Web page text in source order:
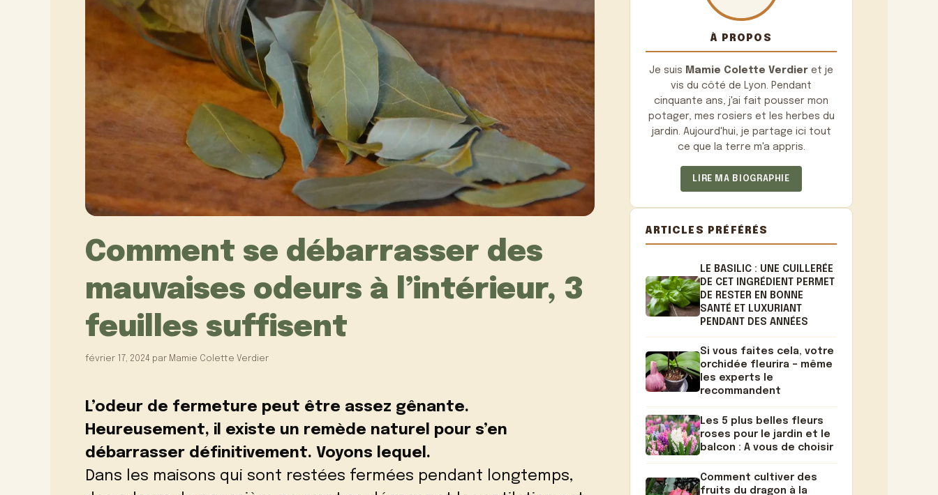
Comment se débarrasser des
mauvaises odeurs à l’intérieur, 3
feuilles suffisent
février 17, 2024 par Mamie Colette Verdier
L’odeur de fermeture peut être assez gênante.
Heureusement, il existe un remède naturel pour s’en
débarrasser définitivement. Voyons lequel.
Dans les maisons qui sont restées fermées pendant longtemps,
À PROPOS
Je suis Mamie Colette Verdier et je
vis du côté de Lyon. Pendant
cinquante ans, j'ai fait pousser mon
potager, mes rosiers et les herbes du
jardin. Aujourd'hui, je partage ici tout
ce que la terre m'a appris.
LIRE MA BIOGRAPHIE
ARTICLES PRÉFÉRÉS
LE BASILIC : UNE CUILLERÉE
DE CET INGRÉDIENT PERMET
DE RESTER EN BONNE
SANTÉ ET LUXURIANT
PENDANT DES ANNÉES
Si vous faites cela, votre
orchidée fleurira – même
les experts le
recommandent
Les 5 plus belles fleurs
roses pour le jardin et le
balcon : A vous de choisir
Comment cultiver des
fruits du dragon à la